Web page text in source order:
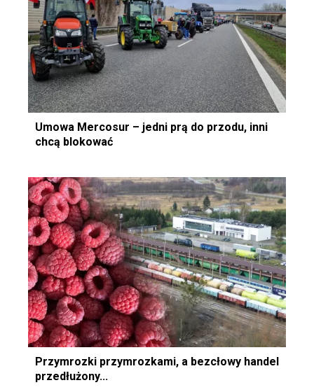
Umowa Mercosur – jedni prą do przodu, inni
chcą blokować
Przymrozki przymrozkami, a bezcłowy handel
przedłużony...